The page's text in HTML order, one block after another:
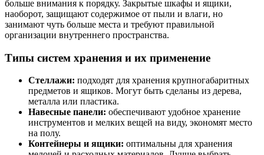
больше внимания к порядку. Закрытые шкафы и ящики,
наоборот, защищают содержимое от пыли и влаги, но
занимают чуть больше места и требуют правильной
организации внутреннего пространства.
Типы систем хранения и их применение
Стеллажи: подходят для хранения крупногабаритных
предметов и ящиков. Могут быть сделаны из дерева,
металла или пластика.
Навесные панели: обеспечивают удобное хранение
инструментов и мелких вещей на виду, экономят место
на полу.
Контейнеры и ящики: оптимальны для хранения